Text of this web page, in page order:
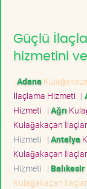
Güçlü
hizmetini
| Adana
İlaçlama Hizmeti |
Hizmeti | Ağrı
Kulağakaçan
Hizmeti | Antalya
Kulağakaçan
Hizmeti | Balıkesir
Kulağakaçan